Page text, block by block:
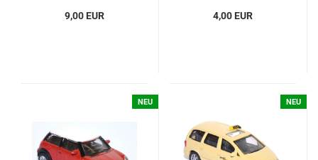
9,00 EUR 4,00 EUR
NEU NEU